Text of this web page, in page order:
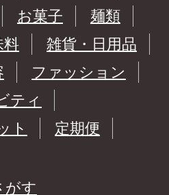
お菓子
麺類
料
雑貨・日用品
ファッション
ティ
ト
定期便
がす